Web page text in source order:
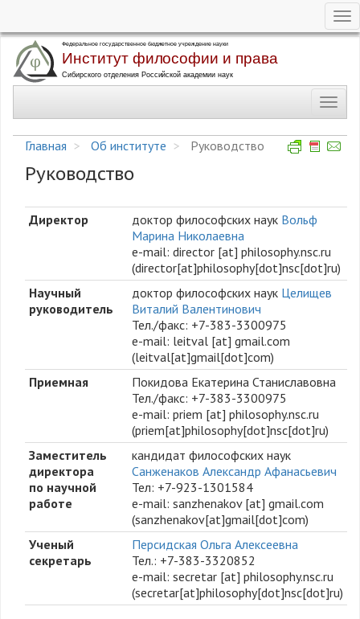
Перейти
основному
Главная
Об институте Руководство
Руководство
Директор доктор философских наук Вольф
Марина Николаевна
e-mail: director [at] philosophy.nsc.ru
(director[at]philosophy[dot]nsc[dot]ru)
Научный
руководитель
доктор философских наук Целищев
Виталий Валентинович
Тел./факс: +7-383-3300975
e-mail: leitval [at] gmail.com
(leitval[at]gmail[dot]com)
Приемная
Покидова Екатерина Станиславовна
Тел./факс: +7-383-3300975
e-mail: priem [at] philosophy.nsc.ru
(priem[at]philosophy[dot]nsc[dot]ru)
Заместитель
директора
по научной
работе
кандидат философских наук
Санженаков Александр Афанасьевич
Тел: +7-923-1301584
e-mail: sanzhenakov[at] gmail.com
(sanzhenakov[at]gmail[dot]com)
Ученый
секретарь
Персидская Ольга Алексеевна
Тел.: +7-383-3320852
e-mail: secretar [at] philosophy.nsc.ru
(secretar[at]philosophy[dot]nsc[dot]ru)